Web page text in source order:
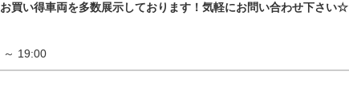
買い得車両を多数展示しております！気軽にお問い合わせ下さい☆
～ 19:00